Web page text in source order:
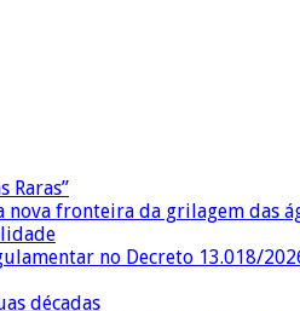
Raras”
nova fronteira da grilagem das
no Decreto 13.018/
décadas